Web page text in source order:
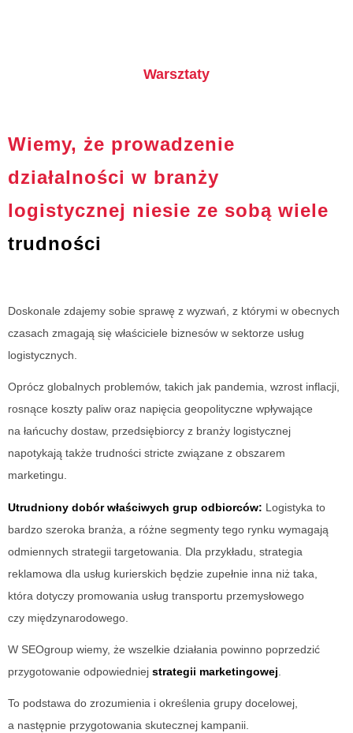
Warsztaty
Wiemy, że prowadzenie
działalności w branży
logistycznej niesie ze sobą wiele
trudności
Doskonale zdajemy sobie sprawę z wyzwań, z którymi w obecnych
czasach zmagają się właściciele biznesów w sektorze usług
logistycznych.
Oprócz globalnych problemów, takich jak pandemia, wzrost inflacji,
rosnące koszty paliw oraz napięcia geopolityczne wpływające
na łańcuchy dostaw, przedsiębiorcy z branży logistycznej
napotykają także trudności stricte związane z obszarem
marketingu.
Utrudniony dobór właściwych grup odbiorców: Logistyka to
bardzo szeroka branża, a różne segmenty tego rynku wymagają
odmiennych strategii targetowania. Dla przykładu, strategia
reklamowa dla usług kurierskich będzie zupełnie inna niż taka,
która dotyczy promowania usług transportu przemysłowego
czy międzynarodowego.
W SEOgroup wiemy, że wszelkie działania powinno poprzedzić
przygotowanie odpowiedniej strategii marketingowej
To podstawa do zrozumienia i określenia grupy docelowej,
a następnie przygotowania skutecznej kampanii.